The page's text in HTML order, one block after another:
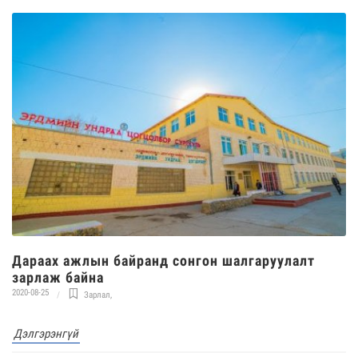
Дараах ажлын байранд сонгон шалгаруулалт
зарлаж байна
2020-08-25 Зарлал,
Дэлгэрэнгүй